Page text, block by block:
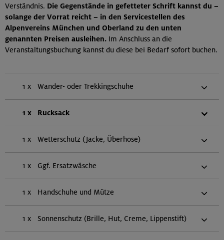
Verständnis. Die Gegenstände in gefetteter Schrift kannst du –
solange der Vorrat reicht – in den Servicestellen des
Alpenvereins München und Oberland zu den unten
genannten Preisen ausleihen. Im Anschluss an die
Veranstaltungsbuchung kannst du diese bei Bedarf sofort buchen.
1 x Wander- oder Trekkingschuhe
1 x Rucksack
1 x Wetterschutz (Jacke, Überhose)
1 x Ggf. Ersatzwäsche
1 x Handschuhe und Mütze
1 x Sonnenschutz (Brille, Hut, Creme, Lippenstift)